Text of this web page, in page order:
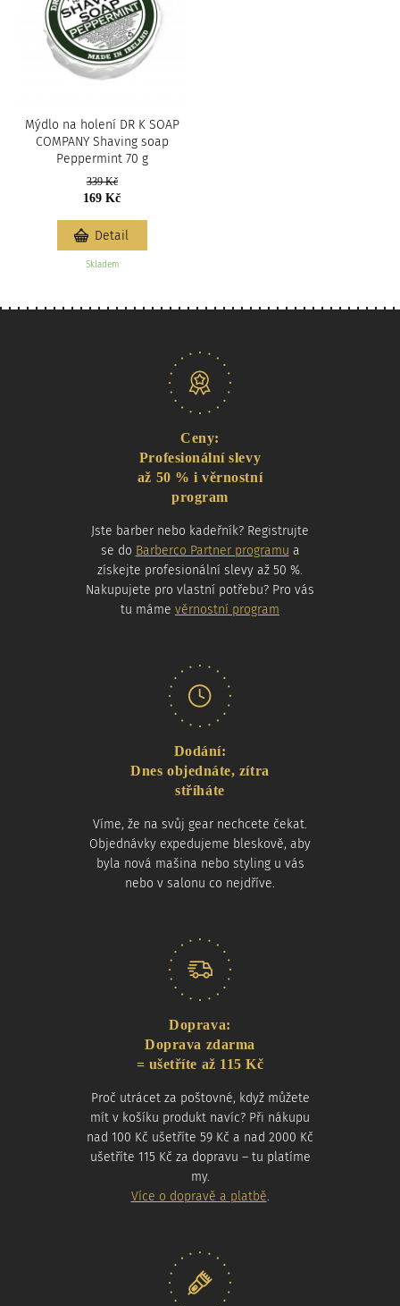
Mýdlo na holení DR K SOAP
COMPANY Shaving soap
Peppermint 70 g
339 Kč
169 Kč
Skladem
Detail
Ceny:
Profesionální slevy
až 50 % i věrnostní
program
Jste barber nebo kadeřník? Registrujte
se do Barberco Partner programu a
získejte profesionální slevy až 50 %.
Nakupujete pro vlastní potřebu? Pro vás
tu máme věrnostní program
Dodání:
Dnes objednáte, zítra
stříháte
Víme, že na svůj gear nechcete čekat.
Objednávky expedujeme bleskově, aby
byla nová mašina nebo styling u vás
nebo v salonu co nejdříve.
Doprava:
Doprava zdarma
= ušetříte až 115 Kč
Proč utrácet za poštovné, když můžete
mít v košíku produkt navíc? Při nákupu
nad 100 Kč ušetříte 59 Kč a nad 2000 Kč
ušetříte 115 Kč za dopravu – tu platíme
my.
Více o dopravě a platbě.